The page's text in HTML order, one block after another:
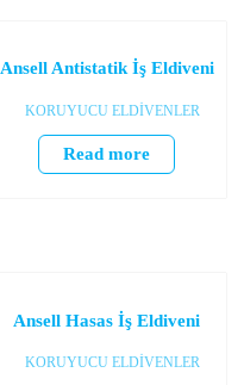
Ansell Antistatik İş Eldiveni
KORUYUCU ELDİVENLER
Read more
Ansell Hasas İş Eldiveni
KORUYUCU ELDİVENLER